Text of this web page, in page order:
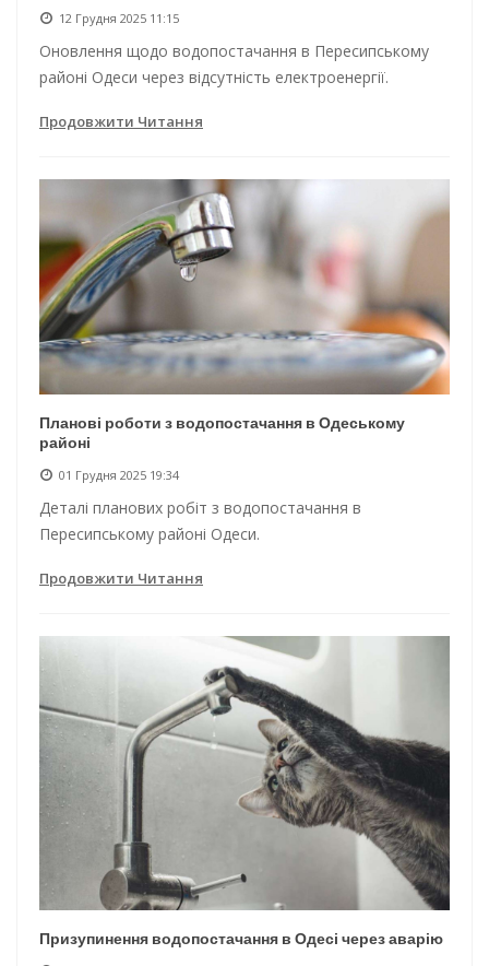
12 Грудня 2025 11:15
Оновлення щодо водопостачання в Пересипському
районі Одеси через відсутність електроенергії.
Продовжити Читання
Планові роботи з водопостачання в Одеському
районі
01 Грудня 2025 19:34
Деталі планових робіт з водопостачання в
Пересипському районі Одеси.
Продовжити Читання
Призупинення водопостачання в Одесі через аварію